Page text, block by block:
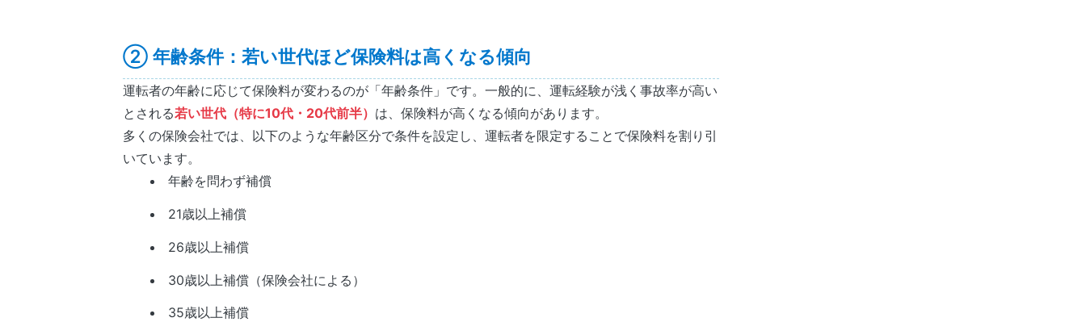
② 年齢条件：若い世代ほど保険料は高くなる傾向
運転者の年齢に応じて保険料が変わるのが「年齢条件」です。一般的に、運転経験が浅く事故率が高い
とされる若い世代（特に10代・20代前半） は、保険料が高くなる傾向があります。
多くの保険会社では、以下のような年齢区分で条件を設定し、運転者を限定することで保険料を割り引
いています。
年齢を問わず補償
21歳以上補償
26歳以上補償
30歳以上補償（保険会社による）
35歳以上補償